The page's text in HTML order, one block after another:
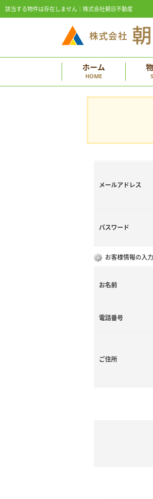
該当する物件は存在しません｜株式会社朝日不動産
ホーム
HOME
メールアドレス
パスワード
お客様情報の入力
お名前
電話番号
ご住所